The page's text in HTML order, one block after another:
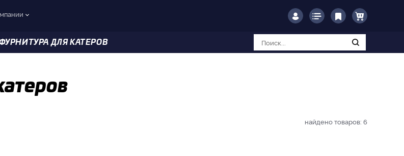
ДЛЯ КАТЕРОВ
найдено товаров: 6